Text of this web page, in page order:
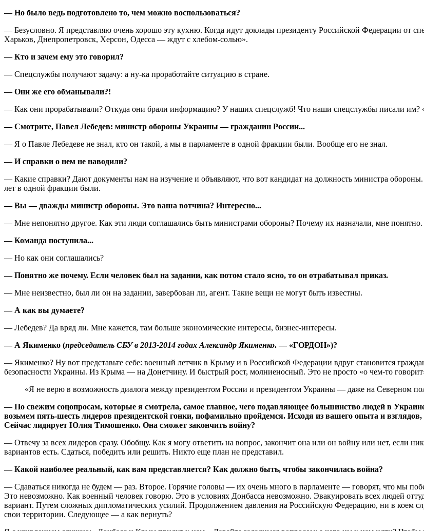
— Но было ведь подготовлено то, чем можно воспользоваться?
— Безусловно. Я представляю очень хорошо эту кухню. Когда идут доклады президенту Российской Федерации от
Харьков, Днепропетровск, Херсон, Одесса — ждут с хлебом-солью».
— Кто и зачем ему это говорил?
— Спецслужбы получают задачу: а ну-ка проработайте ситуацию в стране.
— Они же его обманывали?!
— Как они прорабатывали? Откуда они брали информацию? У наших спецслужб! Что наши спецслужбы писали им?
— Смотрите, Павел Лебедев: министр обороны Украины — гражданин России...
— Я о Павле Лебедеве не знал, кто он такой, а мы в парламенте в одной фракции были. Вообще его не знал.
— И справки о нем не наводили?
— Какие справки? Дают документы нам на изучение и объявляют, что вот кандидат на должность министра
лет в одной фракции были.
— Вы — дважды министр обороны. Это ваша вотчина? Интересно...
— Мне непонятно другое. Как эти люди соглашались быть министрами обороны? Почему их назначали, мне понятно.
— Команда поступила...
— Но как они соглашались?
— Понятно же почему. Если человек был на задании, как потом стало ясно, то он отрабатывал приказ.
— Мне неизвестно, был ли он на задании, завербован ли, агент. Такие вещи не могут быть известны.
— А как вы думаете?
— Лебедев? Да вряд ли. Мне кажется, там больше экономические интересы, бизнес-интересы.
— А Якименко (председатель СБУ в 2013-2014 годах Александр Якименко. — «ГОРДОН»)?
— Якименко? Ну вот представьте себе: военный летчик в Крыму и в Российской Федерации вдруг становится
безопаснос­ти Украины. Из Крыма — на Донетчину. И быстрый рост, молниеносный. Это не прос­­­то «о чем-то
«Я не верю в возможность диалога между президентом России и президентом Украины — даже на Северном
— По свежим соцопросам, которые я смотрела, самое главное, чего подавляющее большинство людей в
возьмем пять-шесть лидеров президентской гонки, пофамильно пройдемся. Исходя из вашего опыта и
Сейчас лидирует Юлия Тимошенко. Она сможет закончить войну?
— Отвечу за всех лидеров сразу. Обобщу. Как я могу ответить на вопрос, закончит она или он войну или нет, если
вариантов есть. Сдаться, победить или решить. Никто еще план не представил.
— Какой наиболее реальный, как вам представляется? Как должно быть, чтобы закончилась война?
— Сдаваться никогда не будем — раз. Второе. Горячие головы — их очень много в парламенте — говорят, что мы
Это невозможно. Как военный человек говорю. Это в условиях Донбасса невозможно. Эвакуировать всех людей
вариант. Путем сложных дипломатических усилий. Продолжением давления на Российскую Федерацию, ни в коем
свои территории. Следующее — а как вернуть?